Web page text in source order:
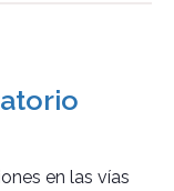
en las vías